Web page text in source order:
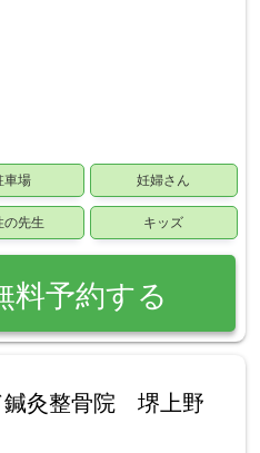
車場 妊婦さん
の先生 キッズ
料予約する
鍼灸整骨院 堺上野